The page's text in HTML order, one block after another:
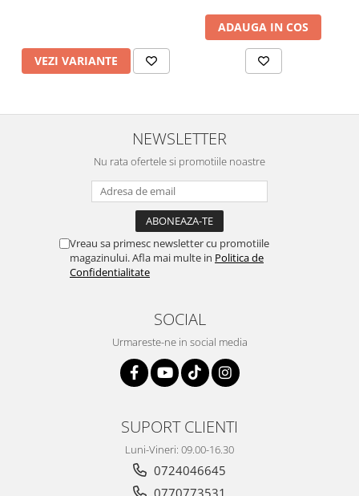
VEZI VARIANTE
ADAUGA IN COS
NEWSLETTER
Nu rata ofertele si promotiile noastre
Vreau sa primesc newsletter cu promotiile
magazinului. Afla mai multe in Politica de
Confidentialitate
SOCIAL
Urmareste-ne in social media
SUPORT CLIENTI
Luni-Vineri: 09.00-16.30
0724046645
0770773531